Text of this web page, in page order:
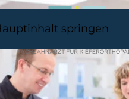
springen